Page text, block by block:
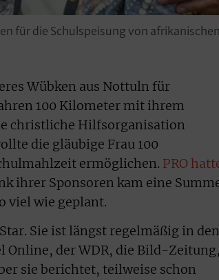
für die Schulspeisung von
Wübken aus Nottuln für
100 Kilometer mit ihrem
christliche Hilfsorganisation
die gläubige Frau 100
ermöglichen. PRO
ihrer Sponsoren kam eine
viel wie geplant.
Sie ist längst regelmäßig in den
Online, der WDR, die Bild-
sie berichtet, teilweise schon